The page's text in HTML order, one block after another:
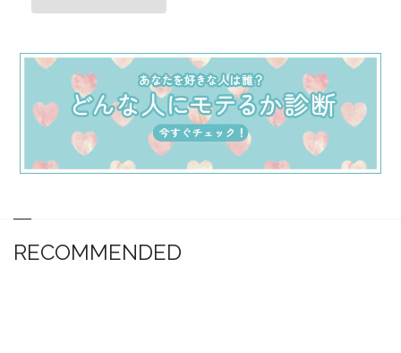
RECOMMENDED